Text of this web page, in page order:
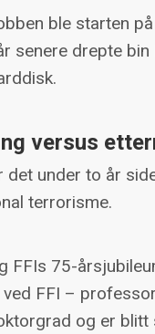
ble starten
senere drepte
versus
det under to år
terrorisme.
FFIs 75-
FFI –
og er blitt